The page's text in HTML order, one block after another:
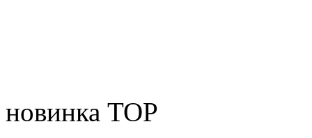
новинка TOP